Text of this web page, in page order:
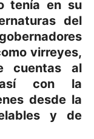
tenía en su
del
virreyes,
cuentas al
así con la
desde la
y de